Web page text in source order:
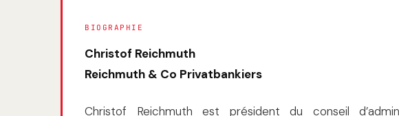
BIOGRAPHIE
Christof Reichmuth
Reichmuth & Co Privatbankiers
Christof Reichmuth est président du conseil